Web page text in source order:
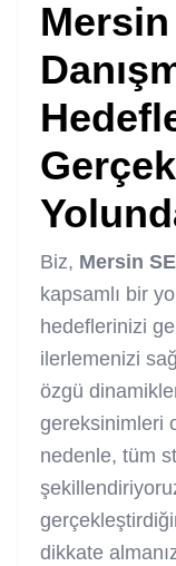
Biz, Mersin
kapsamlı bir
hedeflerinizi
ilerlemenizi
özgü
gereksinimleri
nedenle, tüm
dikkate